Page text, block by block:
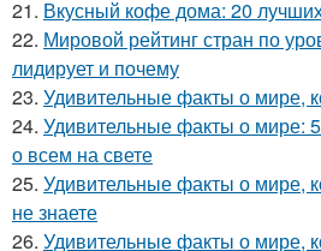
21. Вкусный кофе дома: 20
22. Мировой рейтинг стран по
лидирует и почему
23. Удивительные факты о мире,
24. Удивительные факты о мире:
о всем на свете
25. Удивительные факты о мире,
не знаете
26. Удивительные факты о мире,